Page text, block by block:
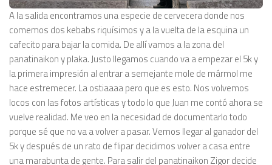
A la salida encontramos una especie de cervecera donde nos
comemos dos kebabs riquísimos y a la vuelta de la esquina un
cafecito para bajar la comida. De allí vamos a la zona del
panatinaikon y plaka. Justo llegamos cuando va a empezar el 5k y
la primera impresión al entrar a semejante mole de mármol me
hace estremecer. La ostiaaaa pero que es esto. Nos volvemos
locos con las fotos artísticas y todo lo que Juan me contó ahora se
vuelve realidad. Me veo en la necesidad de documentarlo todo
porque sé que no va a volver a pasar. Vemos llegar al ganador del
5k y después de un rato de flipar decidimos volver a casa entre
una marabunta de gente. Para salir del panatinaikon Zigor decide